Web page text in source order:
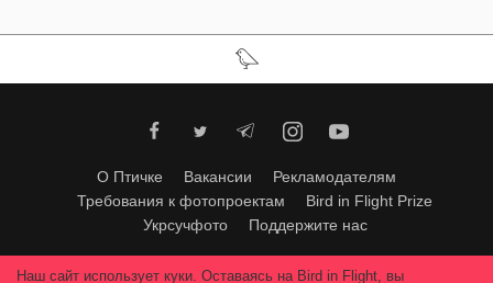
О Птичке Вакансии
Рекламодателям
Требования к фотопроектам
Bird in Flight Prize
Укрсучфото
Поддержите нас
Любое использование материалов допускается только с согласия
Наш сайт использует куки. Оставаясь на Bird in Flight, вы